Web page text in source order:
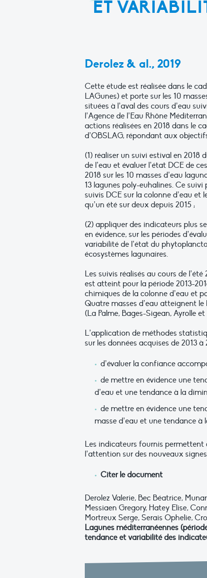
ET
Derolez & al., 2019
Cette étude est réalisée dans le
LAGunes) et porte sur les 10
situées à l’aval des cours d’eau
l’Agence de l’Eau Rhône
actions réalisées en 2018 dans le
d’OBSLAG, répondant aux
(1) réaliser un suivi estival en
de l’eau et évaluer l’état DCE de
2018 sur les 10 masses d’eau
13 lagunes poly-euhalines. Ce
suivis DCE sur la colonne d’eau
qu’un été sur deux depuis 2015 ;
(2) appliquer des indicateurs plus
en évidence, sur les périodes
variabilité de l’état du
écosystèmes lagunaires.
Les suivis réalisés au cours de
est atteint pour la période 2013-
chimiques de la colonne d’eau et
Quatre masses d’eau atteignent
(La Palme, Bages-Sigean, Ayrolle et
L’application de méthodes
sur les données acquises de 2013
d’évaluer la confiance
de mettre en évidence une
d’eau et une tendance à la
de mettre en évidence une
masse d’eau et une tendance à
Les indicateurs fournis permettent
l’attention sur des nouveaux
Citer le document
Derolez Valerie, Bec Béatrice,
Messiaen Gregory, Hatey Elise,
Mortreux Serge, Serais Ophelie,
Lagunes méditerranéennes
tendance et variabilité des